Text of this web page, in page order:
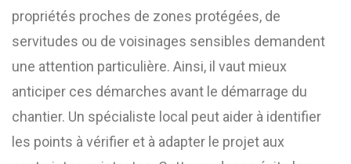
propriétés proches de zones protégées, de
servitudes ou de voisinages sensibles demandent
une attention particulière. Ainsi, il vaut mieux
anticiper ces démarches avant le démarrage du
chantier. Un spécialiste local peut aider à identifier
les points à vérifier et à adapter le projet aux